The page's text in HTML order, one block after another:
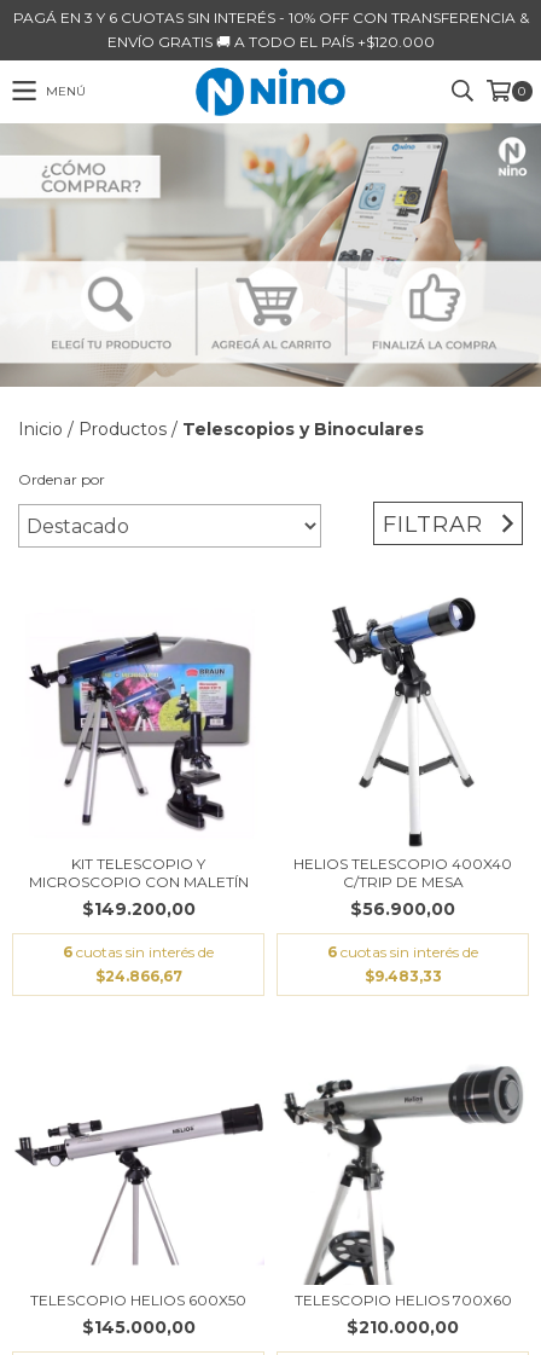
PAGÁ EN 3 Y 6 CUOTAS SIN INTERÉS - 10% OFF CON TRANSFERENCIA &
ENVÍO GRATIS 🚚 A TODO EL PAÍS +$120.000
MENÚ 0
Inicio / Productos / Telescopios y Binoculares
Ordenar por
FILTRAR
KIT TELESCOPIO Y
MICROSCOPIO CON MALETÍN
$149.200,00
6 cuotas sin interés de
$24.866,67
HELIOS TELESCOPIO 400X40
C/TRIP DE MESA
$56.900,00
6 cuotas sin interés de
$9.483,33
TELESCOPIO HELIOS 600X50
$145.000,00
TELESCOPIO HELIOS 700X60
$210.000,00